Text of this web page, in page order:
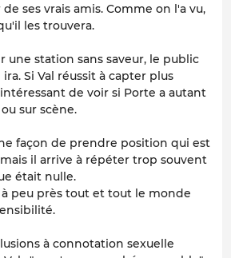
ses vrais amis. Comme on l'a vu,
les trouvera.
une station sans saveur, le public
Si Val réussit à capter plus
de voir si Porte a autant
sur scène.
façon de prendre position qui est
il arrive à répéter trop souvent
était nulle.
peu près tout et tout le monde
à connotation sexuelle